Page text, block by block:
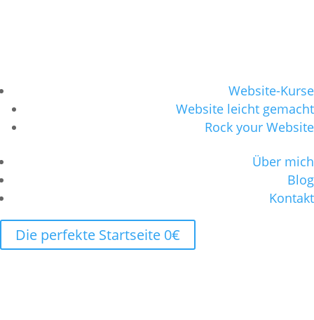
Website-Kurse
Website leicht gemacht
Rock your Website
Über mich
Blog
Kontakt
Die perfekte Startseite 0€